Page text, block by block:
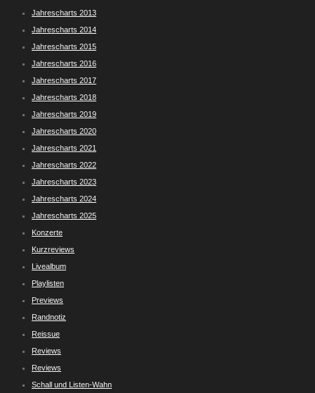
Jahrescharts 2013
Jahrescharts 2014
Jahrescharts 2015
Jahrescharts 2016
Jahrescharts 2017
Jahrescharts 2018
Jahrescharts 2019
Jahrescharts 2020
Jahrescharts 2021
Jahrescharts 2022
Jahrescharts 2023
Jahrescharts 2024
Jahrescharts 2025
Konzerte
Kurzreviews
Livealbum
Playlisten
Previews
Randnotiz
Reissue
Reviews
Reviews
Schall und Listen-Wahn